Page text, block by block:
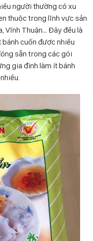
người thường có xu
thuộc trong lĩnh vực sản
Vĩnh Thuận… Đây đều là
cuốn được nhiều
sẵn trong các gói
gia đình làm ít bánh